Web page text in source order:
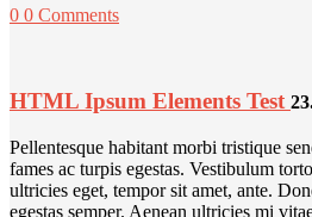
0 0 Comments
HTML Ipsum Elements Test
Pellentesque habitant morbi tristique
fames ac turpis egestas. Vestibulum
ultricies eget, tempor sit amet, ante.
egestas semper. Aenean ultricies mi